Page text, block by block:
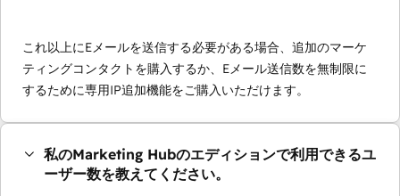
これ以上にEメールを送信する必要がある場合、追加のマーケ
ティングコンタクトを購入するか、Eメール送信数を無制限に
するために専用IP追加機能をご購入いただけます。
私のMarketing Hubのエディションで利用できるユ
ーザー数を教えてください。